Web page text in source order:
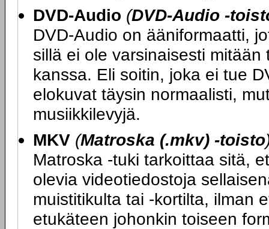
DVD-Audio (DVD-Audio -
DVD-Audio on ääniformaatti,
sillä ei ole varsinaisesti
kanssa. Eli soitin, joka ei tue
elokuvat täysin normaalisti,
musiikkilevyjä.
MKV (Matroska (.mkv) -toisto
Matroska -tuki tarkoittaa sitä,
olevia videotiedostoja
muistitikulta tai -kortilta, ilman
etukäteen johonkin toiseen